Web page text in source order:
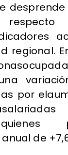
regional.
por
de